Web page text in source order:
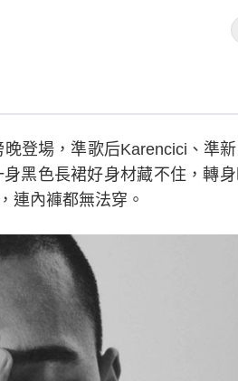
登場，準歌后Karencici、準
黑色長裙好身材藏不住，轉
連內褲都無法穿。